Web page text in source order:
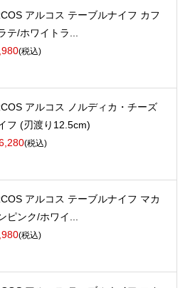
アルコス テーブルナイフ カフ
テ/ホワイトラ...
(税込)
アルコス ノルディカ・チーズ
フ (刃渡り12.5cm)
(税込)
アルコス テーブルナイフ マカ
ピンク/ホワイ...
(税込)